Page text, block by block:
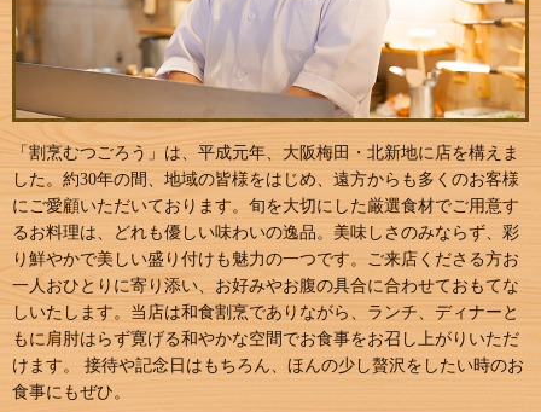
「割烹むつごろう」は、平成元年、大阪梅田・北新地に店を構えま
した。約30年の間、地域の皆様をはじめ、遠方からも多くのお客様
にご愛顧いただいております。旬を大切にした厳選食材でご用意す
るお料理は、どれも優しい味わいの逸品。美味しさのみならず、彩
り鮮やかで美しい盛り付けも魅力の一つです。ご来店くださる方お
一人おひとりに寄り添い、お好みやお腹の具合に合わせておもてな
しいたします。当店は和食割烹でありながら、ランチ、ディナーと
もに肩肘はらず寛げる和やかな空間でお食事をお召し上がりいただ
けます。 接待や記念日はもちろん、ほんの少し贅沢をしたい時のお
食事にもぜひ。